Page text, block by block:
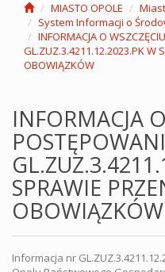
MIASTO OPOLE
System Informacji o
INFORMACJA O
GL.ZUZ.3.4211.12.2023.PK W
OBOWIĄZKÓW
INFORMACJA
SPRAWIE
OBOWIĄZKÓW
Informacja nr